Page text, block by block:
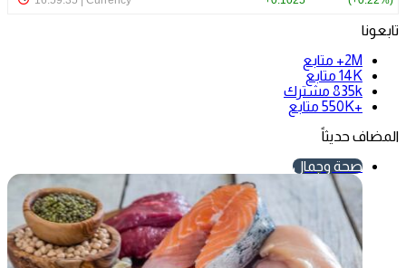
تابعونا
2M+
متابع
14K متابع
835k مشترك
+550K
متابع
المضاف حديثاً
صحة وجمال